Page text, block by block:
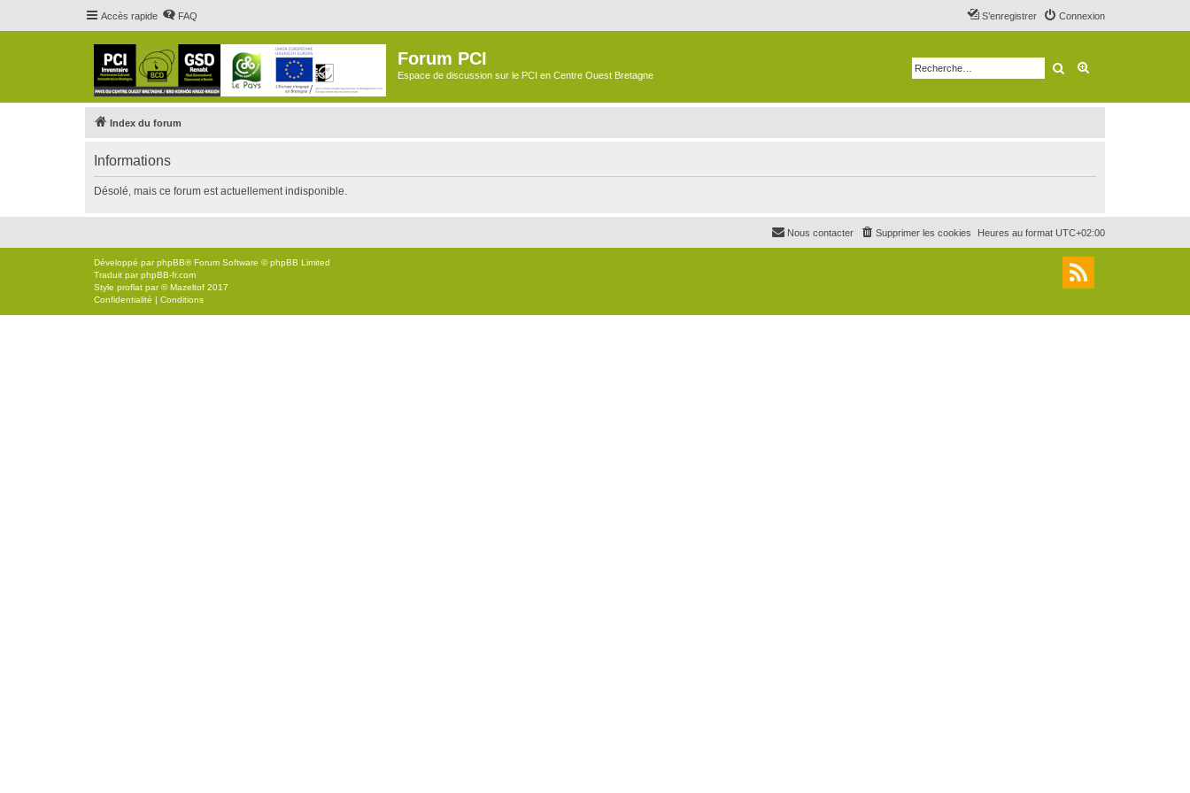
Accès rapide FAQ Connexion
S’enregistrer
Forum PCI
Espace de discussion sur le PCI en Centre Ouest Bretagne Rechercher
Index du forum
Informations
Désolé, mais ce forum est actuellement indisponible.
Heures au format UTC+02:00
Supprimer les cookies
Nous contacter
Développé parphpBB® Forum Software © phpBB Limited
Traduit parphpBB-fr.com
Style proflat par ©Mazeltof 2017
Confidentialité | Conditions